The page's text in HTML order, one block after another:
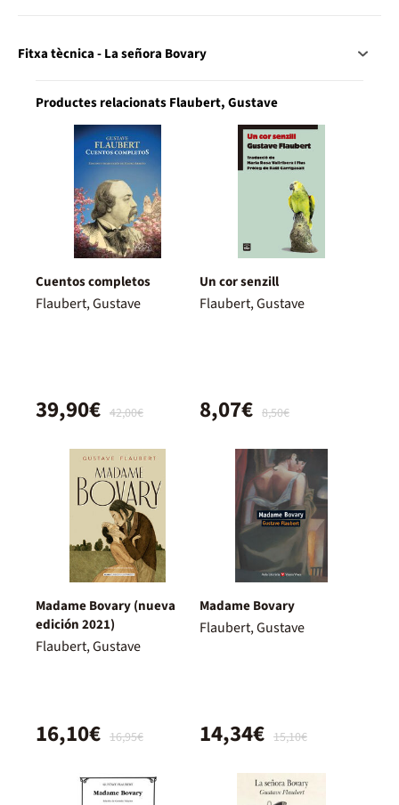
Fitxa tècnica - La señora Bovary
Productes relacionats Flaubert, Gustave
Cuentos completos
Flaubert, Gustave
42,00€
39,90€
Un cor senzill
Flaubert, Gustave
8,50€
8,07€
Madame Bovary (nueva
edición 2021)
Flaubert, Gustave
16,95€
16,10€
Madame Bovary
Flaubert, Gustave
15,10€
14,34€